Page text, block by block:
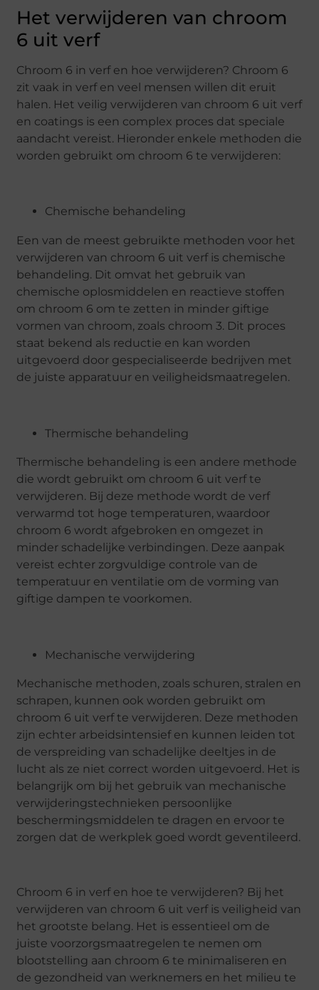
Het verwijderen van chroom
6 uit verf
Chroom 6 in verf en hoe verwijderen? Chroom 6
zit vaak in verf en veel mensen willen dit eruit
halen. Het veilig verwijderen van chroom 6 uit verf
en coatings is een complex proces dat speciale
aandacht vereist. Hieronder enkele methoden die
worden gebruikt om chroom 6 te verwijderen:
Chemische behandeling
Een van de meest gebruikte methoden voor het
verwijderen van chroom 6 uit verf is chemische
behandeling. Dit omvat het gebruik van
chemische oplosmiddelen en reactieve stoffen
om chroom 6 om te zetten in minder giftige
vormen van chroom, zoals chroom 3. Dit proces
staat bekend als reductie en kan worden
uitgevoerd door gespecialiseerde bedrijven met
de juiste apparatuur en veiligheidsmaatregelen.
Thermische behandeling
Thermische behandeling is een andere methode
die wordt gebruikt om chroom 6 uit verf te
verwijderen. Bij deze methode wordt de verf
verwarmd tot hoge temperaturen, waardoor
chroom 6 wordt afgebroken en omgezet in
minder schadelijke verbindingen. Deze aanpak
vereist echter zorgvuldige controle van de
temperatuur en ventilatie om de vorming van
giftige dampen te voorkomen.
Mechanische verwijdering
Mechanische methoden, zoals schuren, stralen en
schrapen, kunnen ook worden gebruikt om
chroom 6 uit verf te verwijderen. Deze methoden
zijn echter arbeidsintensief en kunnen leiden tot
de verspreiding van schadelijke deeltjes in de
lucht als ze niet correct worden uitgevoerd. Het is
belangrijk om bij het gebruik van mechanische
verwijderingstechnieken persoonlijke
beschermingsmiddelen te dragen en ervoor te
zorgen dat de werkplek goed wordt geventileerd.
Chroom 6 in verf en hoe te verwijderen? Bij het
verwijderen van chroom 6 uit verf is veiligheid van
het grootste belang. Het is essentieel om de
juiste voorzorgsmaatregelen te nemen om
blootstelling aan chroom 6 te minimaliseren en
de gezondheid van werknemers en het milieu te